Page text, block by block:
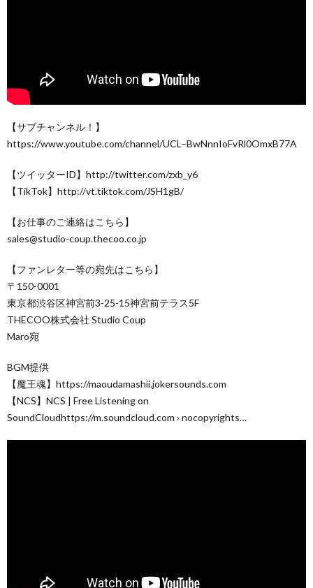
【サブチャンネル！】
https://www.youtube.com/channel/UCL–BwNnnIoFvRl0OmxB77A
【ツイッターID】http://twitter.com/zxb_y6
【TikTok】http://vt.tiktok.com/JSH1gB/
【お仕事のご連絡はこちら】
sales@studio-coup.thecoo.co.jp
【ファンレター等の宛先はこちら】
〒150-0001
東京都渋谷区神宮前3-25-15神宮前テラス5F
THECOO株式会社 Studio Coup
Maro宛
BGM提供
【魔王魂】https://maoudamashii.jokersounds.com
【NCS】NCS | Free Listening on
SoundCloudhttps://m.soundcloud.com › nocopyrights…